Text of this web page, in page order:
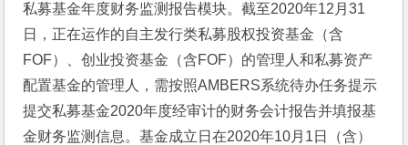
私募基金年度财务监测报告模块。截至2020年12月31
日，正在运作的自主发行类私募股权投资基金（含
FOF）、创业投资基金（含FOF）的管理人和私募资产
配置基金的管理人，需按照AMBERS系统待办任务提示
提交私募基金2020年度经审计的财务会计报告并填报基
金财务监测信息。基金成立日在2020年10月1日（含）